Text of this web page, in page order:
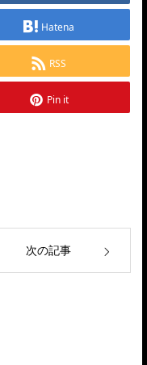
Hatena
RSS
Pin it
次の記事